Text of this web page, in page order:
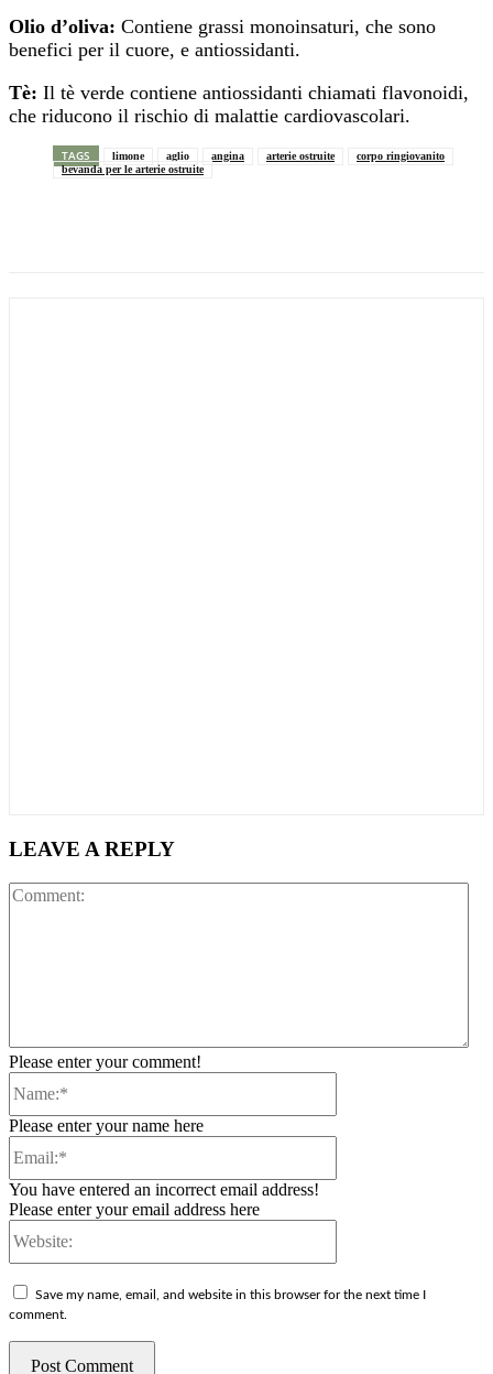
Olio d’oliva: Contiene grassi monoinsaturi, che sono
benefici per il cuore, e antiossidanti.
Tè: Il tè verde contiene antiossidanti chiamati flavonoidi,
che riducono il rischio di malattie cardiovascolari.
TAGS limone aglio angina arterie ostruite
corpo ringiovanito
bevanda per le arterie ostruite
LEAVE A REPLY
Please enter your comment!
Please enter your name here
You have entered an incorrect email address!
Please enter your email address here
Save my name, email, and website in this browser for the next time I
comment.